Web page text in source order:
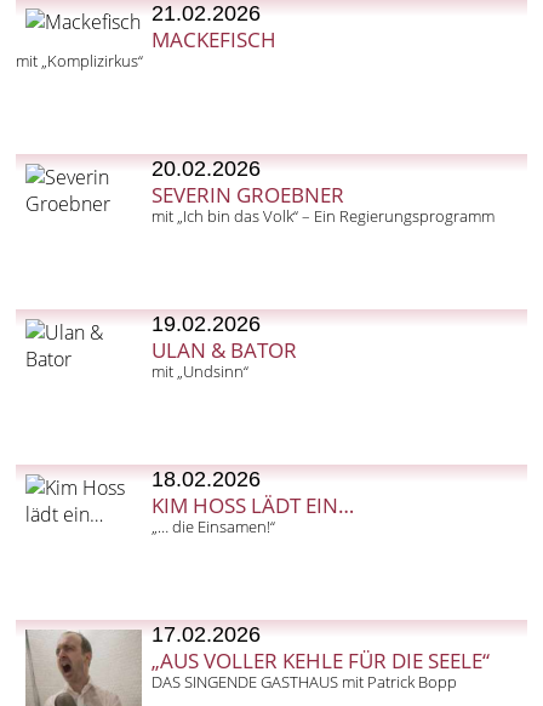
21.02.2026
MACKEFISCH
mit „Komplizirkus“
20.02.2026
SEVERIN GROEBNER
mit „Ich bin das Volk“ – Ein Regierungsprogramm
19.02.2026
ULAN & BATOR
mit „Undsinn“
18.02.2026
KIM HOSS LÄDT EIN…
„… die Einsamen!“
17.02.2026
„AUS VOLLER KEHLE FÜR DIE SEELE“
DAS SINGENDE GASTHAUS mit Patrick Bopp